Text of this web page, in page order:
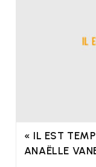
« IL EST
ANAËLLE